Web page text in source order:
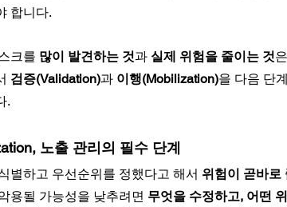
합니다.
크를 많이 발견하는 것과 실제 위험을 줄이는 것
검증(Validation)과 이행(Mobilization)을 다음 단
.
노출 관리의 필수 단계
별하고 우선순위를 정했다고 해서 위험이 곧바로
용될 가능성을 낮추려면 무엇을 수정하고, 어떤